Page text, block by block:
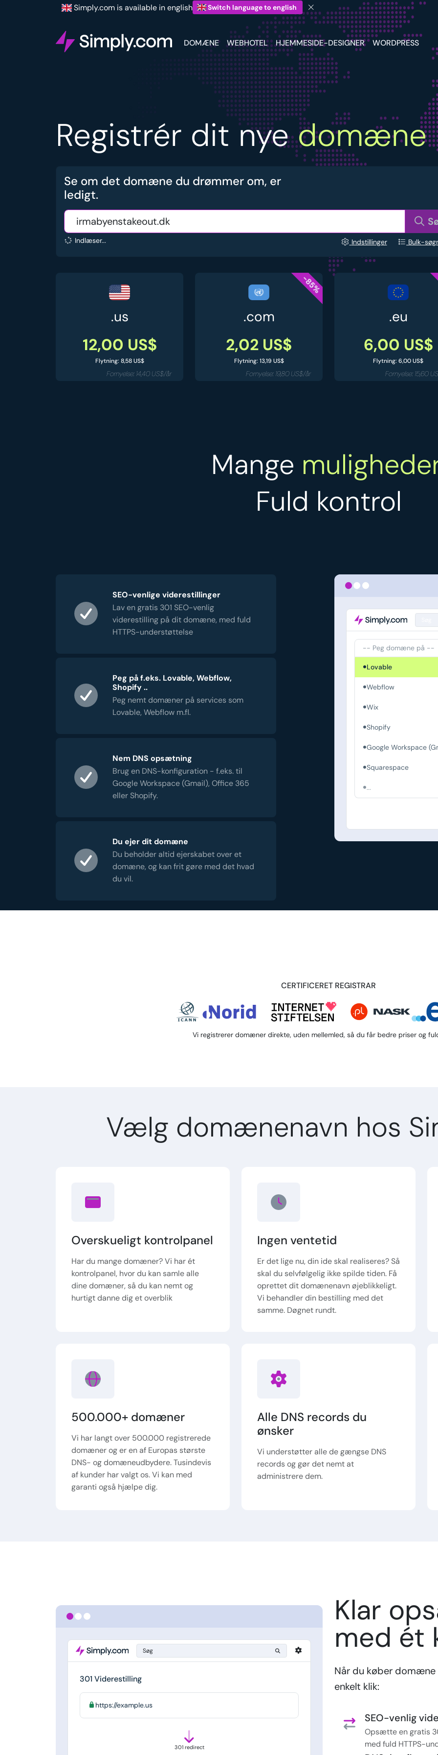
Simply.com is available in english Switch language to english
DOMÆNE WEBHOTEL HJEMMESIDE-DESIGNER WORDPRESS
Registrér dit nyedomæne
Se om det domæne du drømmer om, er
ledigt.
Indlæser... Indstillinger Bulk-
.us
12,00 US$
Flytning: 8,58 US$
Fornyelse: 14,40 US$/år
-85%
.com
2,02 US$
Flytning: 13,19 US$
Fornyelse: 19,80 US$/år
.eu
6,00 US$
Flytning: 6,00 US$
Fornyelse: 15,60
Mange
Fuld kontrol
SEO-venlige viderestillinger
Lav en gratis 301 SEO-venlig
viderestilling på dit domæne, med fuld
HTTPS-understøttelse
Peg på f.eks. Lovable, Webflow,
Shopify ..
Peg nemt domæner på services som
Lovable, Webflow m.fl.
Nem DNS opsætning
Brug en DNS-konfiguration - f.eks. til
Google Workspace (Gmail), Office 365
eller Shopify.
Du ejer dit domæne
Du beholder altid ejerskabet over et
domæne, og kan frit gøre med det hvad
du vil.
-- Peg domæne på --
Lovable
Webflow
Wix
Shopify
Google Workspace
Squarespace
...
CERTIFICERET REGISTRAR
Vi registrerer domæner direkte, uden mellemled, så du får bedre priser og
Vælg domænenavn hos
Overskueligt kontrolpanel
Har du mange domæner? Vi har ét
kontrolpanel, hvor du kan samle alle
dine domæner, så du kan nemt og
hurtigt danne dig et overblik
Ingen ventetid
Er det lige nu, din ide skal realiseres? Så
skal du selvfølgelig ikke spilde tiden. Få
oprettet dit domænenavn øjeblikkeligt.
Vi behandler din bestilling med det
samme. Døgnet rundt.
500.000+ domæner
Vi har langt over 500.000 registrerede
domæner og er en af Europas største
DNS- og domæneudbydere. Tusindevis
af kunder har valgt os. Vi kan med
garanti også hjælpe dig.
Alle DNS records du
ønsker
Vi understøtter alle de gængse DNS
records og gør det nemt at
administrere dem.
Søg
301 Viderestilling
https://example.us
301 redirect
Klar
med ét
Når du køber domæne
enkelt klik:
SEO-venlig
Opsætte en gratis
med fuld HTTPS-